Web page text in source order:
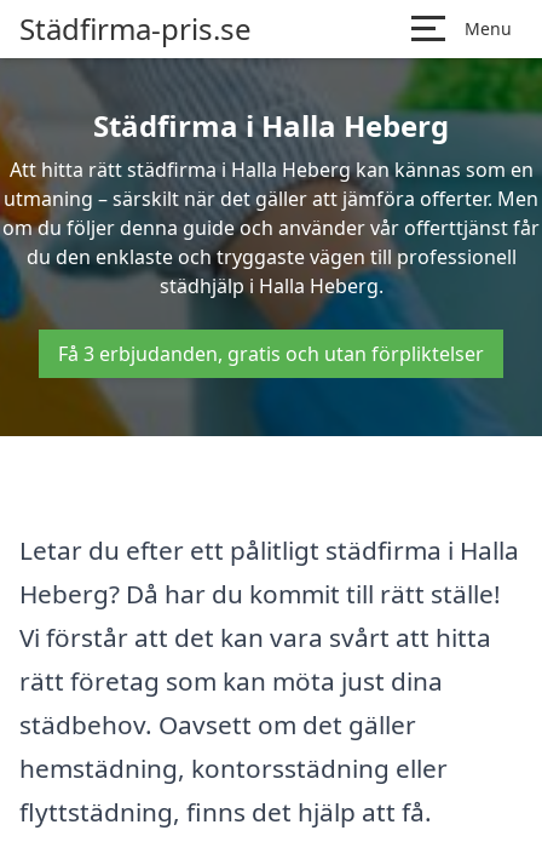
Städfirma-pris.se Menu
Städfirma i Halla Heberg
Att hitta rätt städfirma i Halla Heberg kan kännas som en
utmaning – särskilt när det gäller att jämföra offerter. Men
om du följer denna guide och använder vår offerttjänst får
du den enklaste och tryggaste vägen till professionell
städhjälp i Halla Heberg.
Få 3 erbjudanden, gratis och utan förpliktelser
Letar du efter ett pålitligt städfirma i Halla
Heberg? Då har du kommit till rätt ställe!
Vi förstår att det kan vara svårt att hitta
rätt företag som kan möta just dina
städbehov. Oavsett om det gäller
hemstädning, kontorsstädning eller
flyttstädning, finns det hjälp att få.